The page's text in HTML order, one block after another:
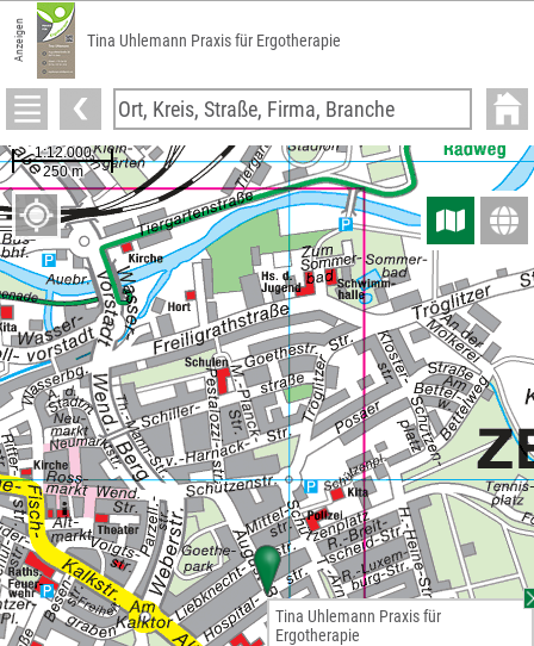
Anzeigen Tina Uhlemann Praxis für Ergotherapie
Tina Uhlemann Praxis für
Ergotherapie